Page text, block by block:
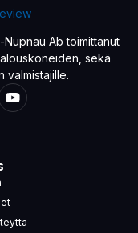
Ab toimittanut
sekä
valmistajille.